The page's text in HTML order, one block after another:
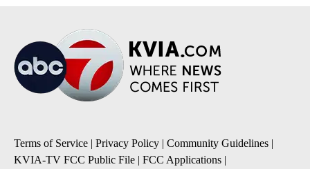
Terms of Service | Privacy Policy | Community Guidelines |
KVIA-TV FCC Public File | FCC Applications |